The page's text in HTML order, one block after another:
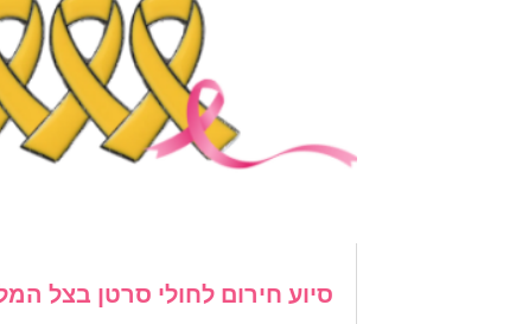
סיוע חירום לחולי סרטן בצל